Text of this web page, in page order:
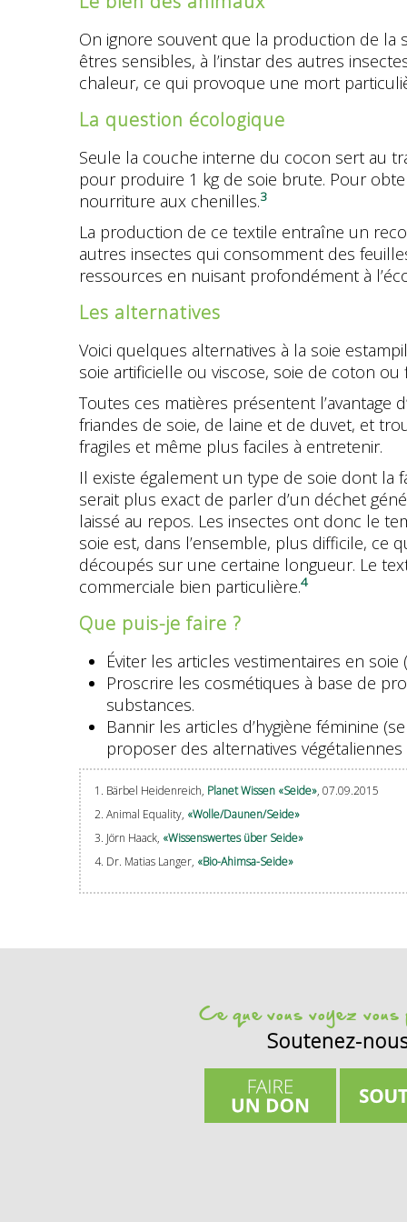
On ignore souvent que la production de la
êtres sensibles, à l’instar des autres
chaleur, ce qui provoque une mort
La question écologique
Seule la couche interne du cocon sert au
pour produire 1 kg de soie brute. Pour
nourriture aux chenilles.3
La production de ce textile entraîne un
autres insectes qui consomment des
ressources en nuisant profondément à
Les alternatives
Voici quelques alternatives à la soie
soie artificielle ou viscose, soie de coton ou
Toutes ces matières présentent
friandes de soie, de laine et de duvet, et
fragiles et même plus faciles à entretenir.
Il existe également un type de soie dont la
serait plus exact de parler d’un déchet
laissé au repos. Les insectes ont donc le
soie est, dans l’ensemble, plus difficile, ce
découpés sur une certaine longueur. Le
commerciale bien particulière.4
Que puis-je faire ?
Éviter les articles vestimentaires en
Proscrire les cosmétiques à base de
substances.
Bannir les articles d’hygiène féminine
proposer des alternatives
1. Bärbel Heidenreich, Planet Wissen «Seide», 07.09.2015
2. Animal Equality, «Wolle/Daunen/Seide»
3. Jörn Haack, «Wissenswertes über Seide»
4. Dr. Matias Langer, «Bio-Ahimsa-Seide»
Ce que vous voyez
Soutenez-